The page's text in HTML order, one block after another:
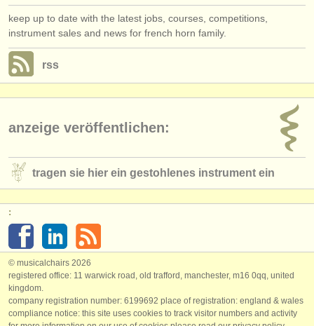
keep up to date with the latest jobs, courses, competitions,
instrument sales and news for french horn family.
rss
anzeige veröffentlichen:
tragen sie hier ein gestohlenes instrument ein
:
© musicalchairs 2026
registered office: 11 warwick road, old trafford, manchester, m16 0qq, united
kingdom.
company registration number: ​6199692 place of registration: england & wales
compliance notice: ​this site uses cookies to track visitor numbers and activity